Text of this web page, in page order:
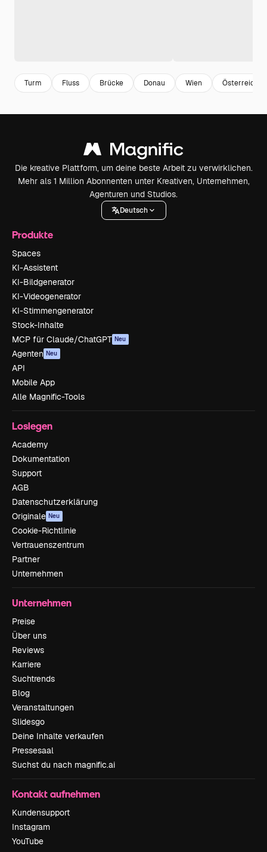
Turm Fluss Brücke Donau Wien Österreich
Die kreative Plattform, um deine beste Arbeit zu verwirklichen.
Mehr als 1 Million Abonnenten unter Kreativen, Unternehmen,
Agenturen und Studios.
Deutsch
Produkte
Spaces
KI-Assistent
KI-Bildgenerator
KI-Videogenerator
KI-Stimmengenerator
Stock-Inhalte
MCP für Claude/ChatGPT Neu
Agenten Neu
API
Mobile App
Alle Magnific-Tools
Loslegen
Academy
Dokumentation
Support
AGB
Datenschutzerklärung
Originale Neu
Cookie-Richtlinie
Vertrauenszentrum
Partner
Unternehmen
Unternehmen
Preise
Über uns
Reviews
Karriere
Suchtrends
Blog
Veranstaltungen
Slidesgo
Deine Inhalte verkaufen
Pressesaal
Suchst du nach magnific.ai
Kontakt aufnehmen
Kundensupport
Instagram
YouTube